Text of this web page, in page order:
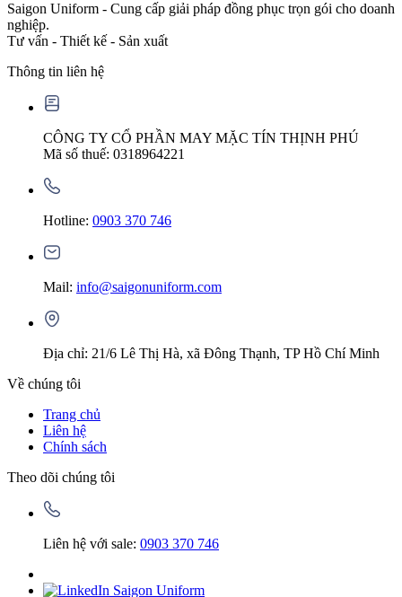
Saigon Uniform - Cung cấp giải pháp đồng phục trọn gói cho doanh
nghiệp.
Tư vấn - Thiết kế - Sản xuất
Thông tin liên hệ
CÔNG TY CỔ PHẦN MAY MẶC TÍN THỊNH PHÚ
Mã số thuế: 0318964221
Hotline: 0903 370 746
Mail: info@saigonuniform.com
Địa chỉ: 21/6 Lê Thị Hà, xã Đông Thạnh, TP Hồ Chí Minh
Về chúng tôi
Trang chủ
Liên hệ
Chính sách
Theo dõi chúng tôi
Liên hệ với sale: 0903 370 746